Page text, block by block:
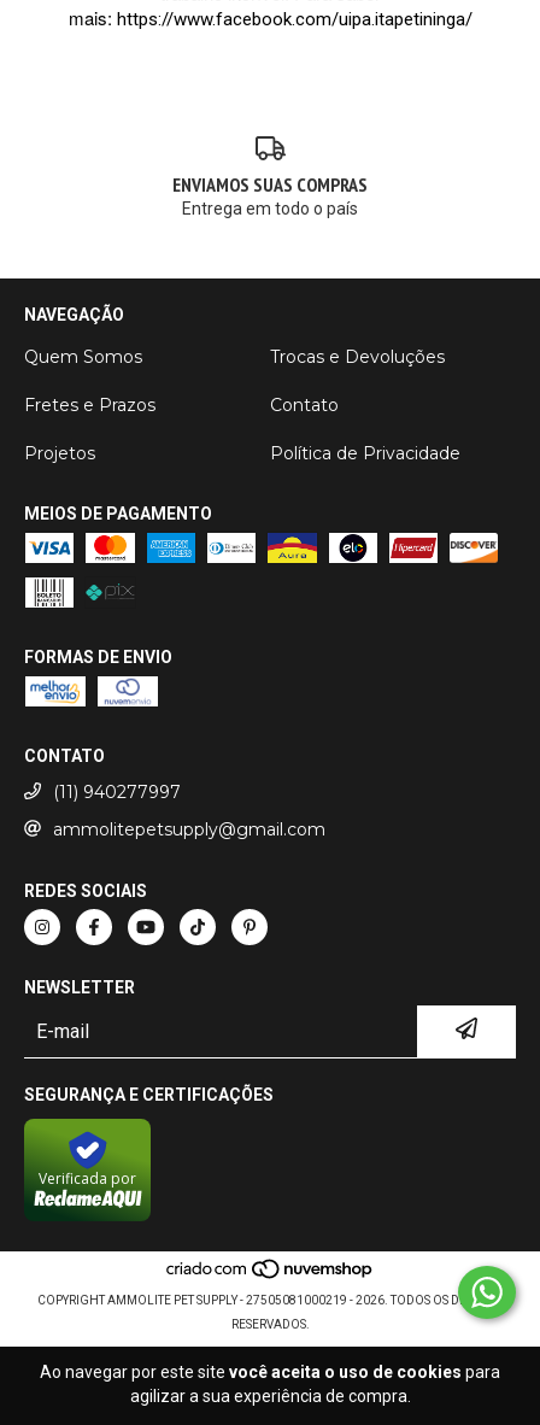
Ao navegar por este site você aceita o uso de cookies para
agilizar a sua experiência de compra.
mais: https://www.facebook.com/uipa.itapetininga/
ENVIAMOS SUAS COMPRAS
Entrega em todo o país
NAVEGAÇÃO
Quem Somos Trocas e Devoluções
Fretes e Prazos Contato
Projetos Política de Privacidade
MEIOS DE PAGAMENTO
FORMAS DE ENVIO
CONTATO
(11) 940277997
ammolitepetsupply@gmail.com
REDES SOCIAIS
NEWSLETTER
SEGURANÇA E CERTIFICAÇÕES
Verificada por
COPYRIGHT AMMOLITE PET SUPPLY - 27505081000219 - 2026. TODOS OS DIREITOS
RESERVADOS.